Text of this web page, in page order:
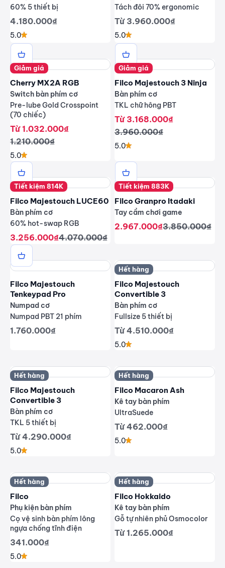
60% 5 thiết bị
Giá giảm
4.180.000₫
5.0
Tách đôi 70% ergonomic
Giá giảm
Từ 3.960.000₫
5.0
Giảm giá
Cherry MX2A RGB
Switch bàn phím cơ
Pre-lube Gold Crosspoint
(70 chiếc)
Giá giảm
Từ 1.032.000₫
Giá thông thường
1.210.000₫
5.0
Giảm giá
Filco Majestouch 3 Ninja
Bàn phím cơ
TKL chữ hông PBT
Giá giảm
Từ 3.168.000₫
Giá thông thường
3.960.000₫
5.0
Tiết kiệm 814K
Filco Majestouch LUCE60
Bàn phím cơ
60% hot-swap RGB
Giá giảm
3.256.000₫Giá thông thường
4.070.000₫
Tiết kiệm 883K
Filco Granpro Itadaki
Tay cầm chơi game
Giá giảm
2.967.000₫Giá thông
3.850.000₫
Filco Majestouch
Tenkeypad Pro
Numpad cơ
Numpad PBT 21 phím
Giá giảm
1.760.000₫
Hết hàng
Filco Majestouch
Convertible 3
Bàn phím cơ
Fullsize 5 thiết bị
Giá giảm
Từ 4.510.000₫
5.0
Hết hàng
Filco Majestouch
Convertible 3
Bàn phím cơ
TKL 5 thiết bị
Giá giảm
Từ 4.290.000₫
5.0
Hết hàng
Filco Macaron Ash
Kê tay bàn phím
UltraSuede
Giá giảm
Từ 462.000₫
5.0
Hết hàng
Filco
Phụ kiện bàn phím
Cọ vệ sinh bàn phím lông
ngựa chống tĩnh điện
Giá giảm
341.000₫
5.0
Hết hàng
Filco Hokkaido
Kê tay bàn phím
Gỗ tự nhiên phủ Osmocolor
Giá giảm
Từ 1.265.000₫